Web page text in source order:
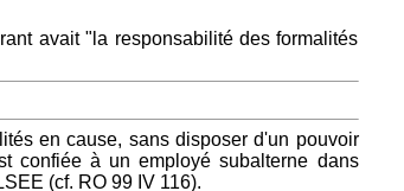
avait "la responsabilité des formalités
en cause, sans disposer d'un pouvoir
confiée à un employé subalterne dans
(cf. RO 99 IV 116).